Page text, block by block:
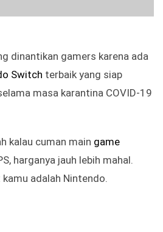
dinantikan gamers karena ada
Switch terbaik yang siap
masa karantina COVID-19
kalau cuman main game
harganya jauh lebih mahal.
adalah Nintendo.